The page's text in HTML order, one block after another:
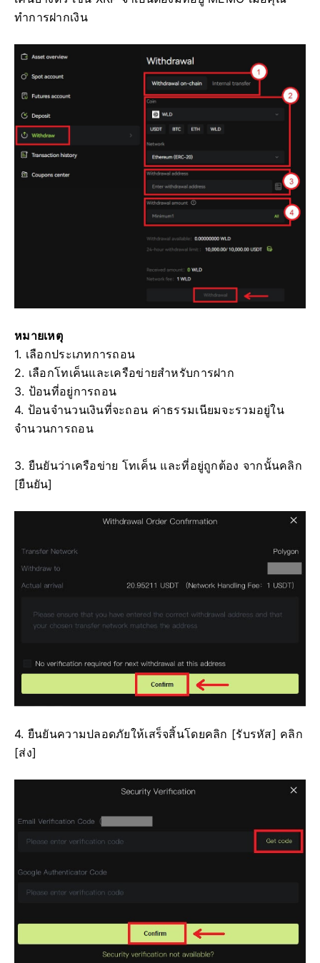
ทำการฝากเงิน
หมายเหตุ
1. เลือกประเภทการถอน
2. เลือกโทเค็นและเครือข่ายสำหรับการฝาก
3. ป้อนที่อยู่การถอน
4. ป้อนจำนวนเงินที่จะถอน ค่าธรรมเนียมจะรวมอยู่ใน
จำนวนการถอน
3. ยืนยันว่าเครือข่าย โทเค็น และที่อยู่ถูกต้อง จากนั้นคลิก
[ยืนยัน]
4. ยืนยันความปลอดภัยให้เสร็จสิ้นโดยคลิก [รับรหัส] คลิก
[ส่ง]